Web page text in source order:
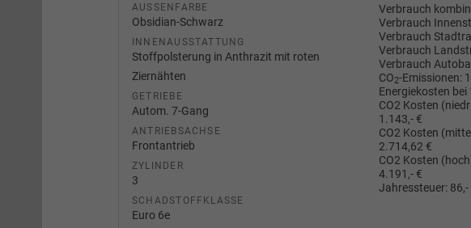
AUSSENFARBE
Obsidian-Schwarz
INNENAUSSTATTUNG
Stoffpolsterung in Anthrazit mit roten
Ziernähten
GETRIEBE
Autom. 7-Gang
ANTRIEBSACHSE
Frontantrieb
ZYLINDER
3
SCHADSTOFFKLASSE
Euro 6e
Verbrauch
Verbrauch
Verbrauch
Verbrauch
Verbrauch
CO2-Emissionen:
Energiekosten
CO2 Kosten
1.143,- €
CO2 Kosten
2.714,62 €
CO2 Kosten
4.191,- €
Jahressteuer: 86,-